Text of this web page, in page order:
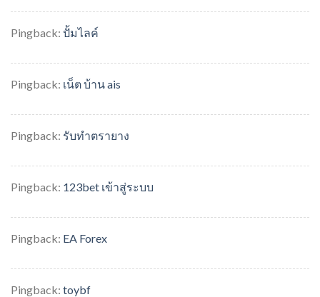
Pingback: ปั้มไลค์
Pingback: เน็ต บ้าน ais
Pingback: รับทำตรายาง
Pingback: 123bet เข้าสู่ระบบ
Pingback: EA Forex
Pingback: toybf